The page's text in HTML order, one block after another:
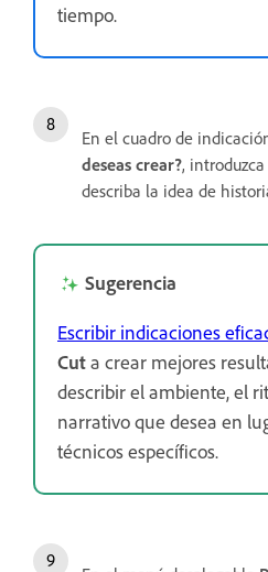
tiempo.
En el cuadro de
deseas crear?,
describa la idea de
Sugerencia
Escribir indicaciones
Cuta crear mejores
describir el ambiente, el
narrativo que desea en
técnicos específicos.